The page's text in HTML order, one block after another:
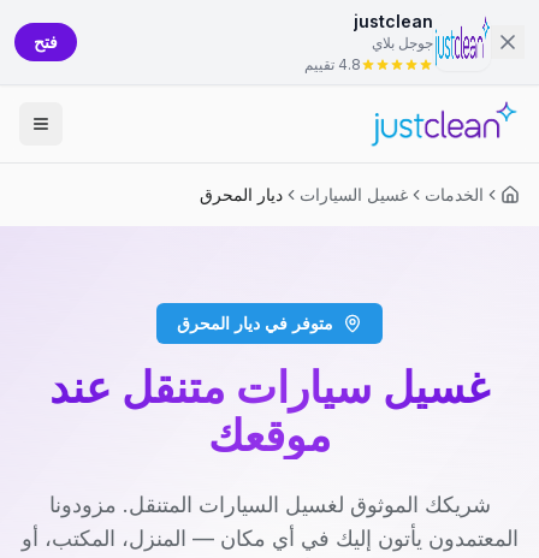
justclean
جوجل بلاي
4.8 تقييم
فتح
الخدمات غسيل السيارات ديار المحرق
متوفر في ديار المحرق
غسيل سيارات متنقل عند
موقعك
شريكك الموثوق لغسيل السيارات المتنقل. مزودونا
المعتمدون يأتون إليك في أي مكان — المنزل، المكتب، أو